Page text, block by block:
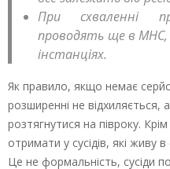
При схваленні
проводять ще в МНС,
інстанціях.
Як правило, якщо немає
розширенні не
розтягнутися на півроку.
отримати у сусідів, які живу
Це не формальність, сусіди